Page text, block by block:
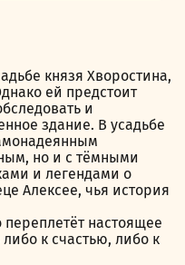
князя Хворостина,
ей предстоит
и
здание. В усадьбе
но и с тёмными
и легендами о
Алексее, чья история
настоящее
к счастью, либо к